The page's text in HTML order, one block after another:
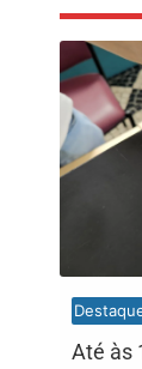
Até às